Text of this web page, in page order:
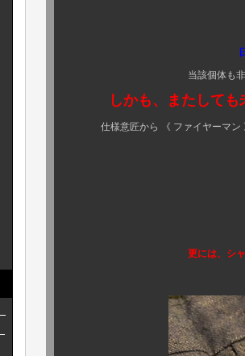
当該個体も非常に古くて
しかも、またしても未
仕様意匠から 《 ファイヤーマン 》
更には、シャリ感も満点